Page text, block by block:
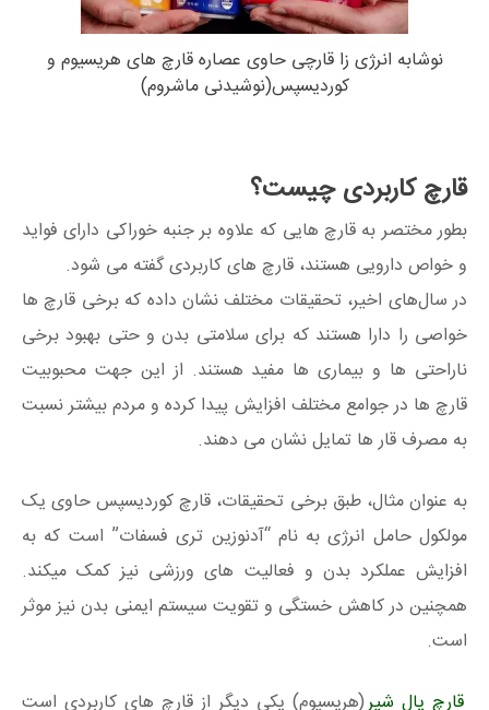
نوشابه انرژی زا قارچی حاوی عصاره قارچ های هریسیوم و
کوردیسپس(نوشیدنی ماشروم)
قارچ کاربردی چیست؟
بطور مختصر به قارچ هایی که علاوه بر جنبه خوراکی دارای فواید
و خواص دارویی هستند، قارچ های کاربردی گفته می شود.
در سال‌های اخیر، تحقیقات مختلف نشان داده که برخی قارچ ها
خواصی را دارا هستند که برای سلامتی بدن و حتی بهبود برخی
ناراحتی ها و بیماری ها مفید هستند. از این جهت محبوبیت
قارچ ها در جوامع مختلف افزایش پیدا کرده و مردم بیشتر نسبت
به مصرف قار ها تمایل نشان می دهند.
به عنوان مثال، طبق برخی تحقیقات، قارچ کوردیسپس حاوی یک
مولکول حامل انرژی به نام “آدنوزین تری فسفات” است که به
افزایش عملکرد بدن و فعالیت های ورزشی نیز کمک میکند.
همچنین در کاهش خستگی و تقویت سیستم ایمنی بدن نیز موثر
است.
قارچ یال شیر(هریسیوم) یکی دیگر از قارچ های کاربردی است